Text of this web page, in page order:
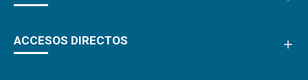
ACCESOS DIRECTOS